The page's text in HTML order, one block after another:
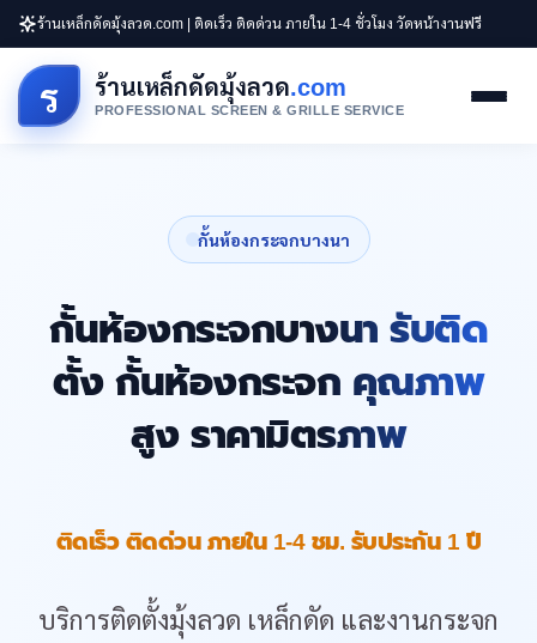
ร้านเหล็กดัดมุ้งลวด.com | ติดเร็ว ติดด่วน ภายใน 1-4 ชั่วโมง วัดหน้างานฟรี
ร ร้านเหล็กดัดมุ้งลวด.com
PROFESSIONAL SCREEN & GRILLE SERVICE
กั้นห้องกระจกบางนา
กั้นห้องกระจกบางนา รับติด
ตั้ง กั้นห้องกระจก คุณภาพ
สูง ราคามิตรภาพ
ติดเร็ว ติดด่วน ภายใน 1-4 ชม. รับประกัน 1 ปี
บริการติดตั้งมุ้งลวด เหล็กดัด และงานกระจก